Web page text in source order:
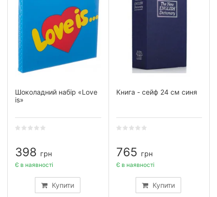
Шоколадний набір «Love
is»
398 грн
Купити
Є в наявності
Книга - сейф 24 см синя
765 грн
Купити
Є в наявності